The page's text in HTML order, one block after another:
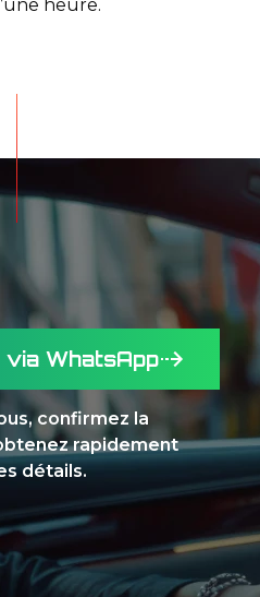
heure.
via WhatsApp
confirmez la
rapidement
détails.